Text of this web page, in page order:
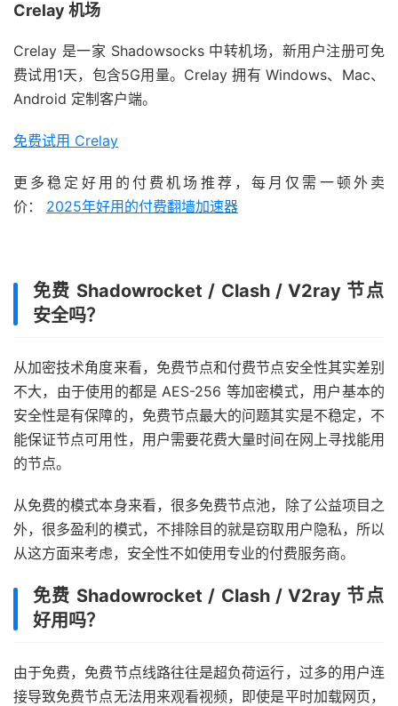
Crelay 机场
Crelay 是一家 Shadowsocks 中转机场，新用户注册可免
费试用1天，包含5G用量。Crelay 拥有 Windows、Mac、
Android 定制客户端。
免费试用 Crelay
更多稳定好用的付费机场推荐，每月仅需一顿外卖
价： 2025年好用的付费翻墙加速器
免费 Shadowrocket / Clash / V2ray 节点
安全吗？
从加密技术角度来看，免费节点和付费节点安全性其实差别
不大，由于使用的都是 AES-256 等加密模式，用户基本的
安全性是有保障的，免费节点最大的问题其实是不稳定，不
能保证节点可用性，用户需要花费大量时间在网上寻找能用
的节点。
从免费的模式本身来看，很多免费节点池，除了公益项目之
外，很多盈利的模式，不排除目的就是窃取用户隐私，所以
从这方面来考虑，安全性不如使用专业的付费服务商。
免费 Shadowrocket / Clash / V2ray 节点
好用吗？
由于免费，免费节点线路往往是超负荷运行，过多的用户连
接导致免费节点无法用来观看视频，即使是平时加载网页，